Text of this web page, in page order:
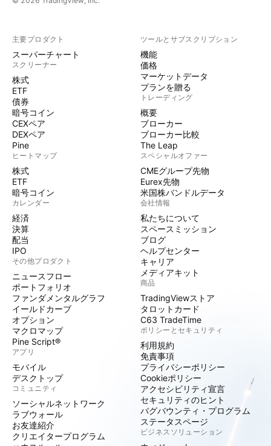
主要プロダクト
スーパーチャート
スクリーナー
株式
ETF
債券
暗号コイン
CEXペア
DEXペア
Pine
ヒートマップ
株式
ETF
暗号コイン
カレンダー
経済
決算
配当
IPO
その他プロダクト
ニュースフロー
ポートフォリオ
ファンダメンタルグラフ
イールドカーブ
オプション
マクロマップ
Pine Script®
アプリ
モバイル
デスクトップ
コミュニティ
ソーシャルネットワーク
ラブウォール
お友達紹介
クリエイタープログラム
ツールとサブスクリプション
機能
価格
マーケットデータ
プランを贈る
トレーディング
概要
ブローカー
ブローカー比較
The Leap
スペシャルオファー
CMEグループ先物
Eurex先物
米国株バンドルデータ
会社情報
私たちについて
スペースミッション
ブログ
ヘルプセンター
キャリア
メディアキット
商品
TradingViewストア
タロットカード
C63 TradeTime
ポリシーとセキュリティ
利用規約
免責事項
プライバシーポリシー
Cookieポリシー
アクセシビリティ宣言
セキュリティのヒント
バグバウンティ・プログラム
ステータスページ
ビジネスソリューション